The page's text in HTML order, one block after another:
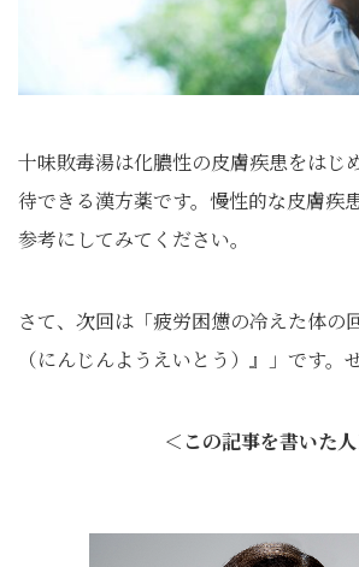
十味敗毒湯は化膿性の皮膚疾患をはじ
待できる漢方薬です。慢性的な皮膚疾
参考にしてみてください。
さて、次回は「疲労困憊の冷えた体の
（にんじんようえいとう）』」です。
＜この記事を書いた